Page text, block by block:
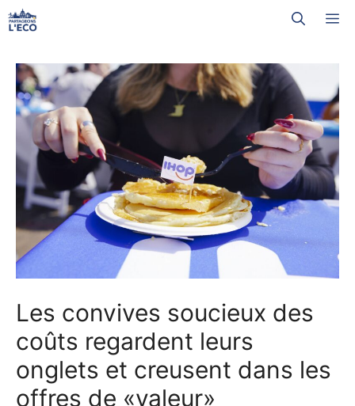
Aller
au
Les convives soucieux des
coûts regardent leurs
onglets et creusent dans les
offres de «valeur»